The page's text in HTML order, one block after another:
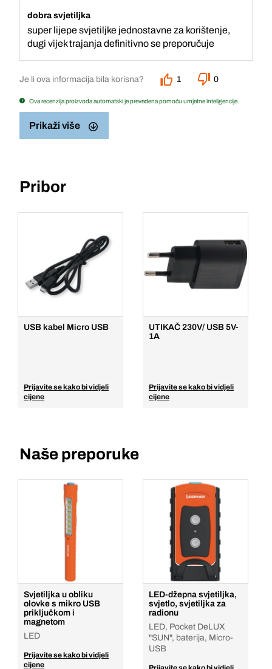
dobra svjetiljka
super lijepe svjetiljke jednostavne za korištenje,
dugi vijek trajanja definitivno se preporučuje
Je li ova informacija bila korisna? 1 0
Ova recenzija proizvoda automatski je prevedena pomoću umjetne inteligencije.
Prikaži više
Pribor
USB kabel Micro USB
Prijavite se kako bi vidjeli
cijene
UTIKAČ 230V/ USB 5V-
1A
Prijavite se kako bi vidjeli
cijene
Naše preporuke
Svjetiljka u obliku
olovke s mikro USB
priključkom i
magnetom
LED
Prijavite se kako bi vidjeli
cijene
LED-džepna svjetiljka,
svjetlo, svjetiljka za
radionu
LED, Pocket DeLUX
"SUN", baterija, Micro-
USB